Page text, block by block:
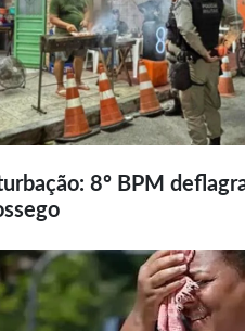
8º BPM